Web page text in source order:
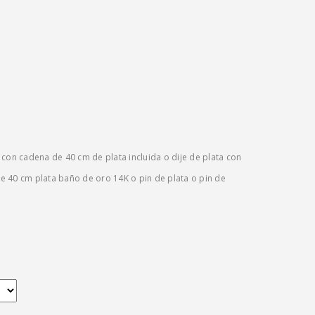
cadena de 40 cm de plata incluida o dije de plata con
40 cm plata baño de oro 14K o pin de plata o pin de